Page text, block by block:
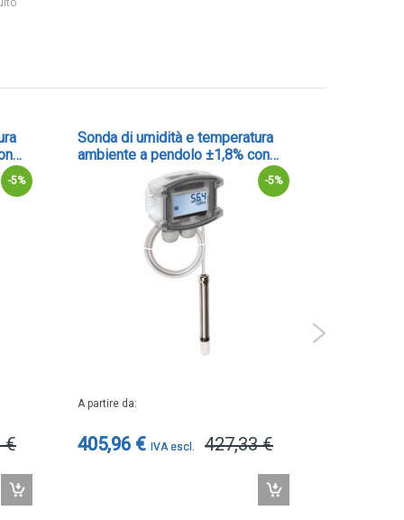
-5%
€
Sonda di umidità e temperatura
ambiente a pendolo ±1,8% con
uscita Modbus - cod. RPFTF-20-
MODBUS-T3
-5%
A partire da
405,96 € 427,33 €